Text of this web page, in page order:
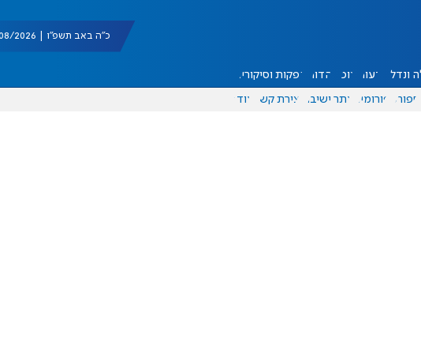
כ"ה באב תשפ"ו | 08/08/2026
ונדל"ן דעות אוכל יהדות הפקות וסיקורים
ספורט פורומים אתר ישיבה יצירת קשר עוד